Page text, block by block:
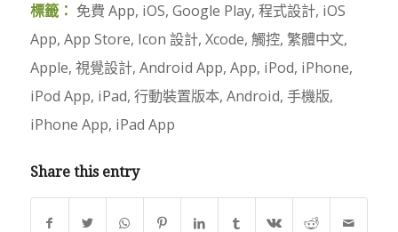
標籤： 免費 App, iOS, Google Play, 程式設計, iOS
App, App Store, Icon 設計, Xcode, 觸控, 繁體中文,
Apple, 視覺設計, Android App, App, iPod, iPhone,
iPod App, iPad, 行動裝置版本, Android, 手機版,
iPhone App, iPad App
Share this entry